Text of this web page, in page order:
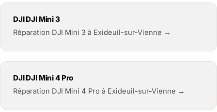
DJI DJI Mini 3
Réparation DJI Mini 3 à Exideuil-sur-Vienne →
DJI DJI Mini 4 Pro
Réparation DJI Mini 4 Pro à Exideuil-sur-Vienne →